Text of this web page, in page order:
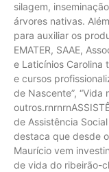
silagem,
árvores nativas.
para auxiliar os
EMATER, SAAE,
e Laticínios Carolina
e cursos
de Nascente”, “Vida
de Assistência
destaca que desde
Maurício vem
de vida do ribeirão-